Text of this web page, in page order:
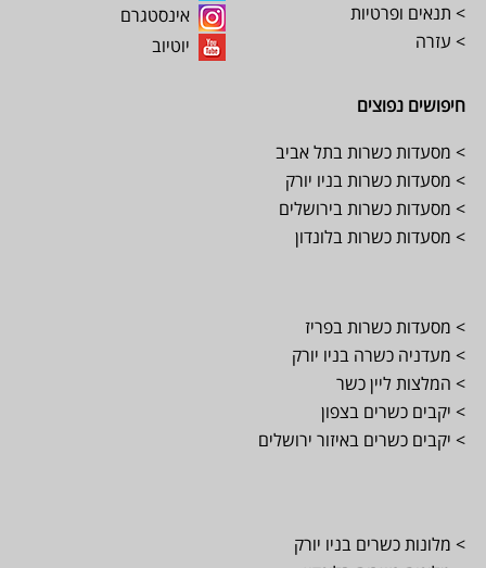
> תנאים ופרטיות
> עזרה
אינסטגרם
יוטיוב
חיפושים נפוצים
> מסעדות כשרות בתל אביב
> מסעדות כשרות בניו יורק
> מסעדות כשרות בירושלים
> מסעדות כשרות בלונדון
> מסעדות כשרות בפריז
> מעדניה כשרה בניו יורק
> המלצות ליין כשר
> יקבים כשרים בצפון
> יקבים כשרים באיזור ירושלים
> מלונות כשרים בניו יורק